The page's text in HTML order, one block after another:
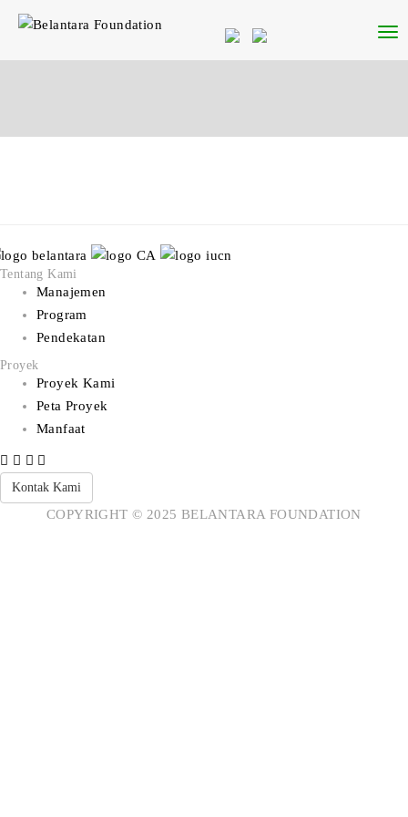
Tentang Kami
Manajemen
Program
Pendekatan
Proyek
Proyek Kami
Peta Proyek
Manfaat
Kontak Kami
COPYRIGHT © 2025 BELANTARA FOUNDATION